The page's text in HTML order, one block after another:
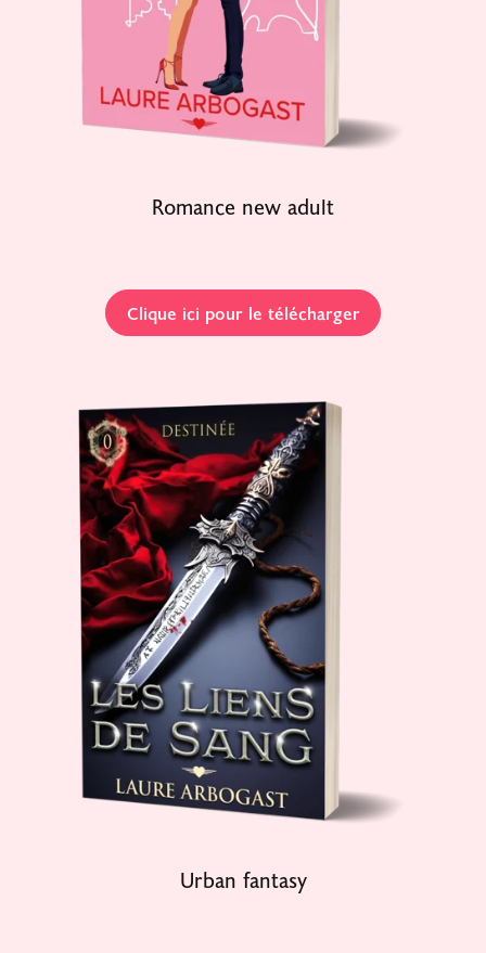
Romance new adult
Clique ici pour le télécharger
Urban fantasy